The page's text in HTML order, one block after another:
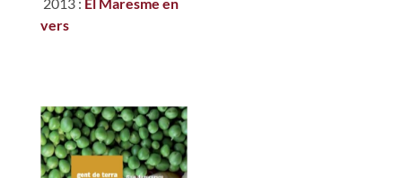
vers